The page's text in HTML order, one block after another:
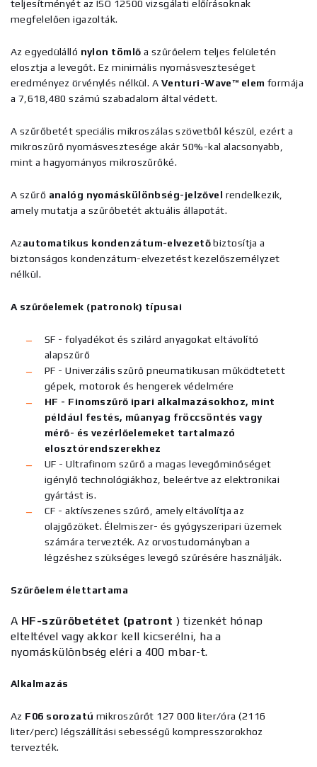
teljesítményét az ISO 12500 vizsgálati előírásoknak
megfelelően igazolták.
Az egyedülálló nylon tömlő a szűrőelem teljes felületén
elosztja a levegőt. Ez minimális nyomásveszteséget
eredményez örvénylés nélkül. A Venturi-Wave™ elemformája
a 7,618,480 számú szabadalom által védett.
A szűrőbetét speciális mikroszálas szövetből készül, ezért a
mikroszűrő nyomásvesztesége akár 50%-kal alacsonyabb,
mint a hagyományos mikroszűrőké.
A szűrő analóg nyomáskülönbség-jelzővel rendelkezik,
amely mutatja a szűrőbetét aktuális állapotát.
Azautomatikus kondenzátum-elvezetőbiztosítja a
biztonságos kondenzátum-elvezetést kezelőszemélyzet
nélkül.
A szűrőelemek (patronok) típusai
SF - folyadékot és szilárd anyagokat eltávolító
alapszűrő
PF - Univerzális szűrő pneumatikusan működtetett
gépek, motorok és hengerek védelmére
HF - Finomszűrő ipari alkalmazásokhoz, mint
például festés, műanyag fröccsöntés vagy
mérő- és vezérlőelemeket tartalmazó
elosztórendszerekhez
UF - Ultrafinom szűrő a magas levegőminőséget
igénylő technológiákhoz, beleértve az elektronikai
gyártást is.
CF - aktívszenes szűrő, amely eltávolítja az
olajgőzöket. Élelmiszer- és gyógyszeripari üzemek
számára tervezték. Az orvostudományban a
légzéshez szükséges levegő szűrésére használják.
Szűrőelem élettartama
A HF-szűrőbetétet (patront ) tizenkét hónap
elteltével vagy akkor kell kicserélni, ha a
nyomáskülönbség eléri a 400 mbar-t.
Alkalmazás
Az F06 sorozatú mikroszűrőt 127 000 liter/óra (2116
liter/perc) légszállítási sebességű kompresszorokhoz
tervezték.